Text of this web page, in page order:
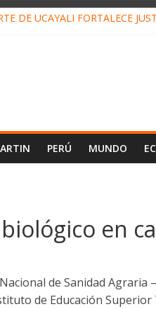
DE UCAYALI FORTALECE
PERÚ MUNDO
en
de Sanidad Agraria
de Educación